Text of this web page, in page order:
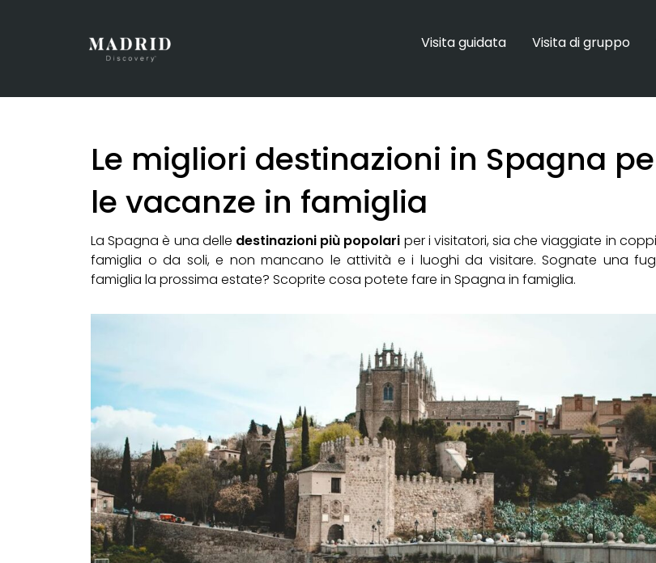
Visita guidata Visita di gruppo
Le migliori destinazioni in Spagna
le vacanze in famiglia
La Spagna è una delle destinazioni più popolari per i visitatori, sia che viaggiate in
famiglia o da soli, e non mancano le attività e i luoghi da visitare. Sognate una
famiglia la prossima estate? Scoprite cosa potete fare in Spagna in famiglia.